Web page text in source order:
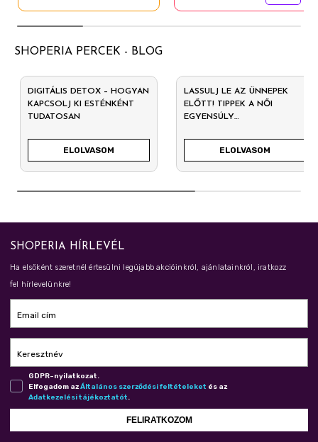
SHOPERIA PERCEK - BLOG
DIGITÁLIS DETOX – HOGYAN
KAPCSOLJ KI ESTÉNKÉNT
TUDATOSAN
ELOLVASOM
LASSULJ LE AZ ÜNNEPEK
ELŐTT! TIPPEK A NŐI
EGYENSÚLY
DECEMBERBEN
ELOLVASOM
SHOPERIA HÍRLEVÉL
Ha elsőként szeretnél értesülni legújabb akcióinkról, ajánlatainkról, iratkozz
fel hírlevelünkre!
Email cím
Keresztnév
GDPR-nyilatkozat.
Elfogadom azÁl­ta­lá­nos szer­ző­dé­si fel­té­te­le­ket és az
Adat­ke­ze­lé­si tá­jé­koz­ta­tót.
FELIRATKOZOM